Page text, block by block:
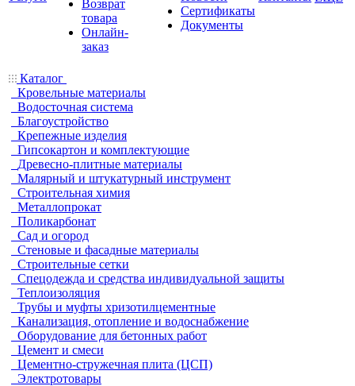
Возврат
товара
Онлайн-
заказ
Сертификаты
Документы
Каталог
Кровельные материалы
Водосточная система
Благоустройство
Крепежные изделия
Гипсокартон и комплектующие
Древесно-плитные материалы
Малярный и штукатурный инструмент
Строительная химия
Металлопрокат
Поликарбонат
Сад и огород
Стеновые и фасадные материалы
Строительные сетки
Спецодежда и средства индивидуальной защиты
Теплоизоляция
Трубы и муфты хризотилцементные
Канализация, отопление и водоснабжение
Оборудование для бетонных работ
Цемент и смеси
Цементно-стружечная плита (ЦСП)
Электротовары